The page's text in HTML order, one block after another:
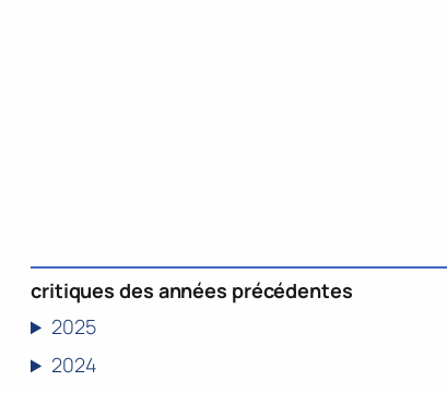
critiques des années précédentes
2025
2024